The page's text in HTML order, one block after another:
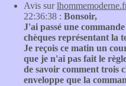
Avis sur
22:36:38 : Bonsoir,
J'ai passé une
chèques représentant la
Je reçois ce matin un
que je n'ai pas fait le
de savoir comment trois
enveloppe que la